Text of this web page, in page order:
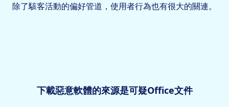
除了駭客活動的偏好管道，使用者行為也有很大的關連。
下載惡意軟體的來源是可疑Office文件